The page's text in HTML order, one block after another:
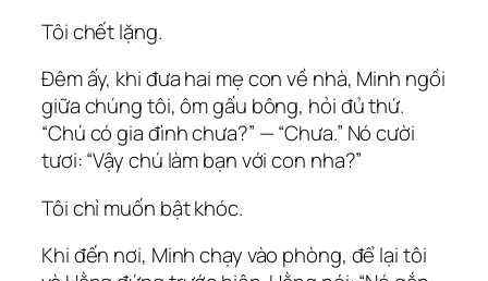
Tôi chết lặng.
Đêm ấy, khi đưa hai mẹ con về nhà, Minh ngồi
giữa chúng tôi, ôm gấu bông, hỏi đủ thứ.
“Chú có gia đình chưa?” — “Chưa.” Nó cười
tươi: “Vậy chú làm bạn với con nha?”
Tôi chỉ muốn bật khóc.
Khi đến nơi, Minh chạy vào phòng, để lại tôi